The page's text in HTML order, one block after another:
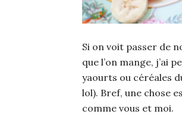
Si on voit passer de
que l’on mange, j’ai
yaourts ou céréales
lol). Bref, une chose
comme vous et moi.